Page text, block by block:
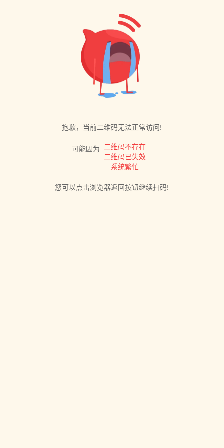
抱歉，当前二维码无法正常访问!
可能因为: 二维码不存在...
二维码已失效...
系统繁忙...
您可以点击浏览器返回按钮继续扫码!